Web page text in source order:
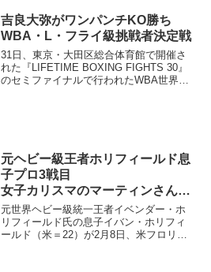
拳）がともに一発合格した。コットは
69・67キロ、亀海...
吉良大弥がワンパンチKO勝ち
WBA・L・フライ級挑戦者決定戦
31日、東京・大田区総合体育館で開催さ
れた『LIFETIME BOXING FIGHTS 30』
のセミファイナルで行われたWBA世界
元ヘビー級王者ホリフィールド息
子プロ3戦目
女子カリスマのマーティンさんが
激励
元世界ヘビー級統一王者イベンダー・ホ
リフィールド氏の息子イバン・ホリフィ
ールド（米＝22）が2月8日、米フロリダ